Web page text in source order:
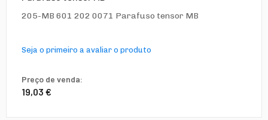
205-MB 601 202 0071 Parafuso tensor MB
Seja o primeiro a avaliar o produto
Preço de venda:
19,03 €